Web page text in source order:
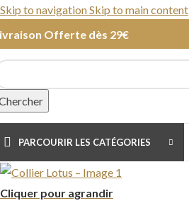
Skip to navigationSkip to main content
Offerte dès 29€
PARCOURIR LES CATÉGORIES
Cliquer pour agrandir